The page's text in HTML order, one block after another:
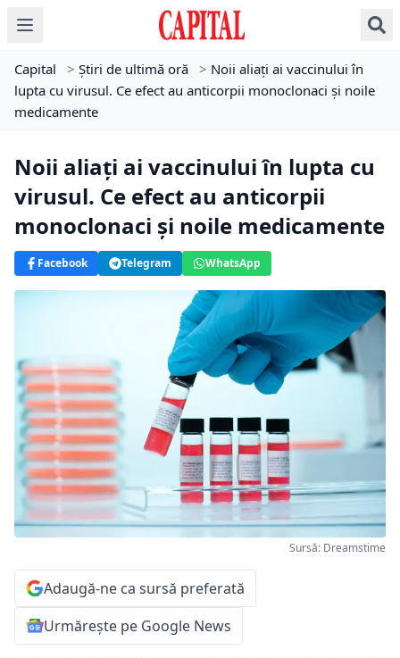
Capital > Știri de ultimă oră > Noii aliaţi ai vaccinului în
lupta cu virusul. Ce efect au anticorpii monoclonaci şi noile
medicamente
Noii aliaţi ai vaccinului în lupta cu
virusul. Ce efect au anticorpii
monoclonaci şi noile medicamente
Facebook Telegram WhatsApp
Sursă: Dreamstime
Adaugă-ne ca sursă preferată
Urmărește pe Google News